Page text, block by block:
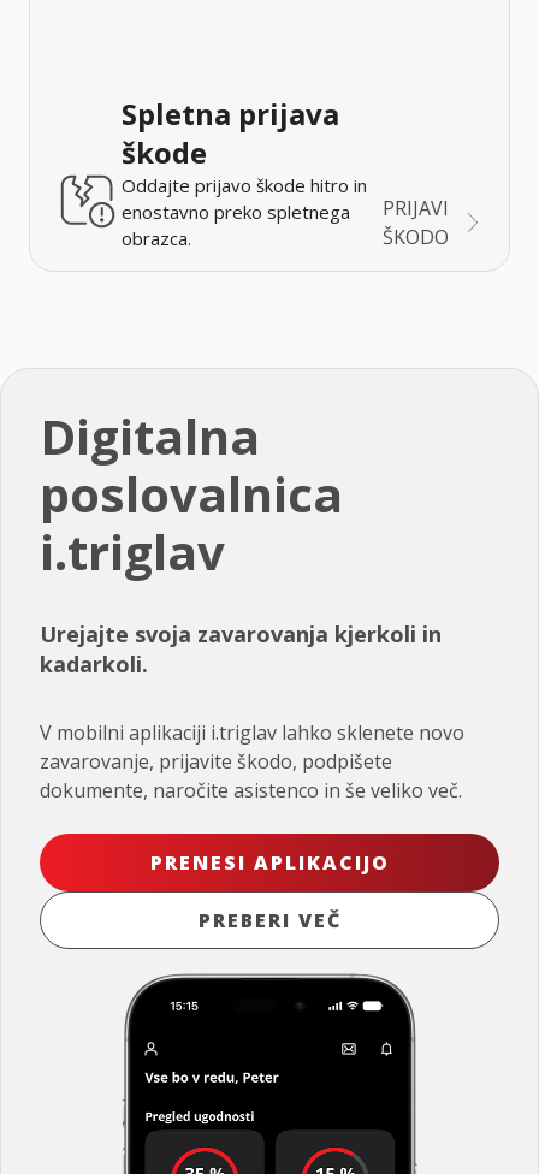
Spletna prijava
škode
Oddajte prijavo škode hitro in
enostavno preko spletnega
obrazca.
PRIJAVI
ŠKODO
Digitalna
poslovalnica
i.triglav
Urejajte svoja zavarovanja kjerkoli in
kadarkoli.
V mobilni aplikaciji i.triglav lahko sklenete novo
zavarovanje, prijavite škodo, podpišete
dokumente, naročite asistenco in še veliko več.
PRENESI APLIKACIJO
PREBERI VEČ